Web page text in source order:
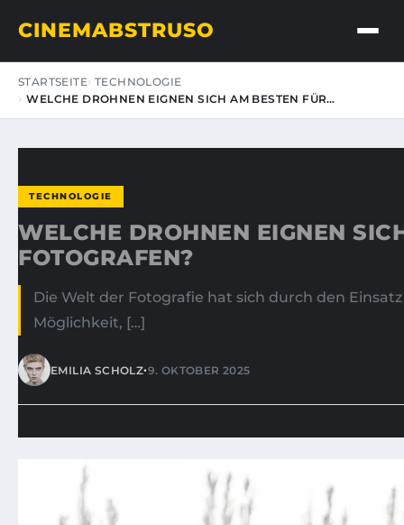
CINEMABSTRUSO
STARTSEITE TECHNOLOGIE
WELCHE DROHNEN EIGNEN SICH AM BESTEN FÜR…
TECHNOLOGIE
WELCHE DROHNEN EIGNEN
FOTOGRAFEN?
Die Welt der Fotografie hat sich durch den
Möglichkeit, […]
EMILIA SCHOLZ•9. OKTOBER 2025